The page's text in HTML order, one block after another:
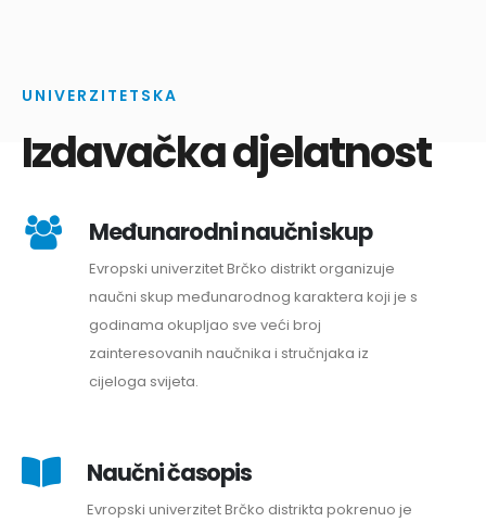
UNIVERZITETSKA
Izdavačka djelatnost
Međunarodni naučni skup
Evropski univerzitet Brčko distrikt organizuje
naučni skup međunarodnog karaktera koji je s
godinama okupljao sve veći broj
zainteresovanih naučnika i stručnjaka iz
cijeloga svijeta.
Naučni časopis
Evropski univerzitet Brčko distrikta pokrenuo je